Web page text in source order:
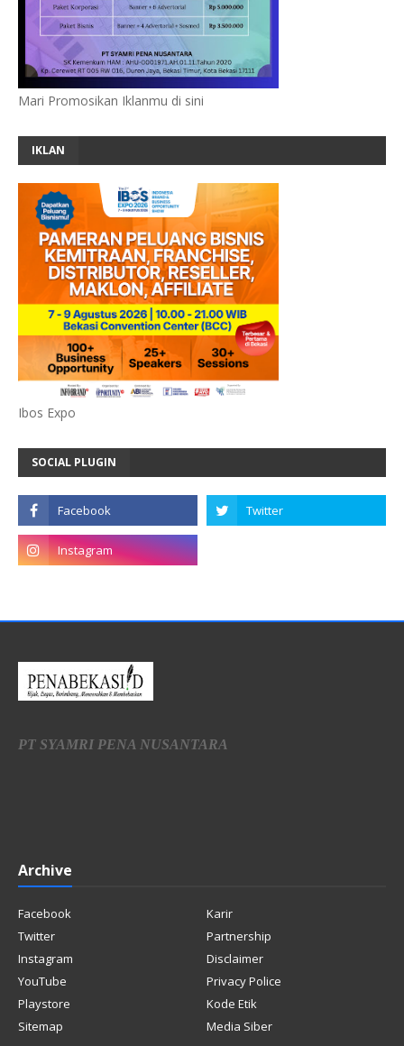
Mari Promosikan Iklanmu di sini
IKLAN
Ibos Expo
SOCIAL PLUGIN
PT SYAMRI PENA NUSANTARA
Archive
Facebook
Karir
Twitter
Partnership
Instagram
Disclaimer
YouTube
Privacy Police
Playstore
Kode Etik
Sitemap
Media Siber